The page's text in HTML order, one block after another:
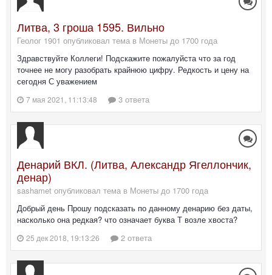
Литва, 3 гроша 1595. Вильно
Геолог 1901 опубликовал тема в Монеты до 1700 года
Здравствуйте Коллеги! Подскажите пожалуйста что за год
точнее не могу разобрать крайнюю цифру. Редкость и цену на
сегодня С уважением
7 мая 2021, 11:13:48 3 ответа
Денарий ВКЛ. (Литва, Александр Ягеллончик,
денар)
sashamet опубликовал тема в Монеты до 1700 года
Добрый день Прошу подсказать по данному денарию без даты,
насколько она редкая? что означает буква Т возле хвоста?
25 дек 2018, 19:13:26 2 ответа